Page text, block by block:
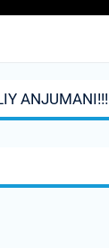
ANJUMANI!!!